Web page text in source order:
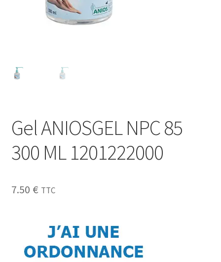
Gel ANIOSGEL NPC 85
300 ML 1201222000
7.50 € TTC